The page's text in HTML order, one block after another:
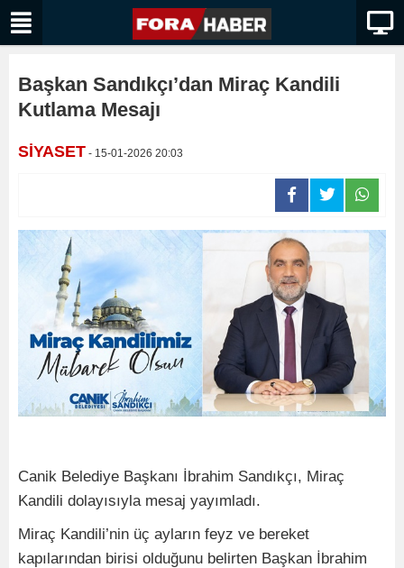
Başkan Sandıkçı’dan Miraç Kandili
Kutlama Mesajı
SİYASET - 15-01-2026 20:03
Canik Belediye Başkanı İbrahim Sandıkçı, Miraç
Kandili dolayısıyla mesaj yayımladı.
Miraç Kandili’nin üç ayların feyz ve bereket
kapılarından birisi olduğunu belirten Başkan İbrahim